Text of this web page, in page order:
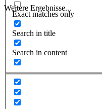
Weitere Ergebnisse...
Exact matches only
Search in title
Search in content